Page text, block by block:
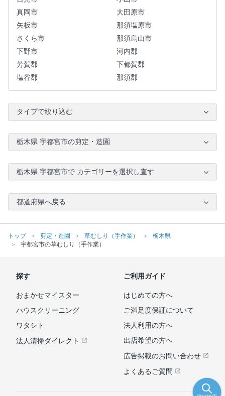
真岡市
大田原市
矢板市
那須塩原市
さくら市
那須烏山市
下野市
河内郡
芳賀郡
下都賀郡
塩谷郡
那須郡
タイプで絞り込む
栃木県 宇都宮市の剪定・造園
栃木県 宇都宮市で カテゴリーを選択し直す
都道府県へ戻る
トップ 剪定・造園 草むしり（手作業）
栃木県
宇都宮市の草むしり（手作業）
探す
おまかせマイスター
ハウスクリーニング
ワタシト
法人清掃ダイレクト
ご利用ガイド
はじめての方へ
ご満足度保証について
法人利用の方へ
出店希望の方へ
広告掲載のお問い合わせ
よくあるご質問